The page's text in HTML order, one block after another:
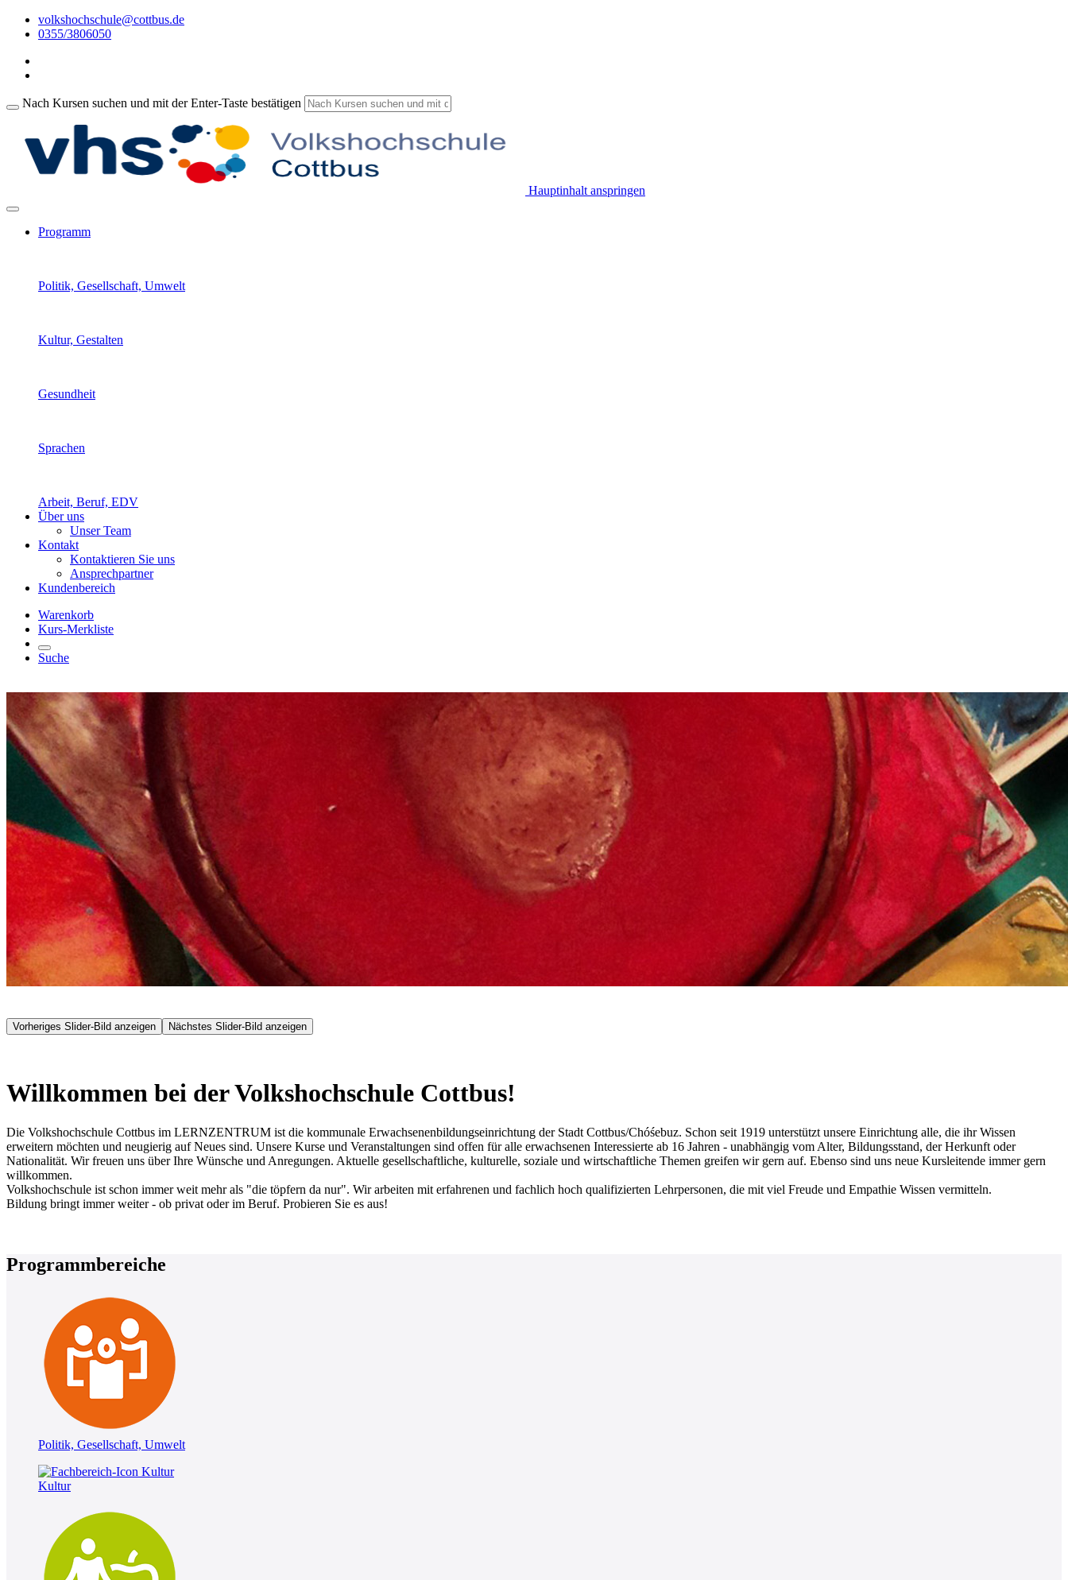
volkshochschule@cottbus.de
0355/3806050
Nach Kursen suchen und mit der Enter-Taste bestätigen
Hauptinhalt anspringen
Programm
Politik, Gesellschaft, Umwelt
Kultur, Gestalten
Gesundheit
Sprachen
Arbeit, Beruf, EDV
Über uns
Unser Team
Kontakt
Kontaktieren Sie uns
Ansprechpartner
Kundenbereich
Warenkorb
Kurs-Merkliste
Suche
Vorheriges Slider-Bild anzeigen Nächstes Slider-Bild anzeigen
Willkommen bei der Volkshochschule Cottbus!
Die Volkshochschule Cottbus im LERNZENTRUM ist die kommunale Erwachsenenbildungseinrichtung der Stadt Cottbus/Chóśebuz. Schon seit 1919 unterstützt unsere Einrichtung alle, die ihr Wissen
erweitern möchten und neugierig auf Neues sind. Unsere Kurse und Veranstaltungen sind offen für alle erwachsenen Interessierte ab 16 Jahren - unabhängig vom Alter, Bildungsstand, der Herkunft oder
Nationalität. Wir freuen uns über Ihre Wünsche und Anregungen. Aktuelle gesellschaftliche, kulturelle, soziale und wirtschaftliche Themen greifen wir gern auf. Ebenso sind uns neue Kursleitende immer gern
willkommen.
Volkshochschule ist schon immer weit mehr als "die töpfern da nur". Wir arbeiten mit erfahrenen und fachlich hoch qualifizierten Lehrpersonen, die mit viel Freude und Empathie Wissen vermitteln.
Bildung bringt immer weiter - ob privat oder im Beruf. Probieren Sie es aus!
Programmbereiche
Politik, Gesellschaft, Umwelt
Kultur